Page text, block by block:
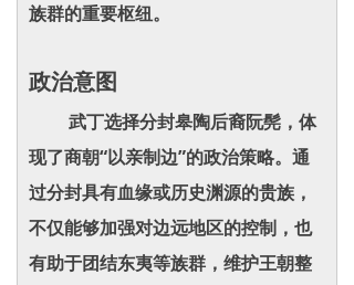
族群的重要枢纽。
政治意图
武丁选择分封皋陶后裔阮髡，体
现了商朝“以亲制边”的政治策略。通
过分封具有血缘或历史渊源的贵族，
不仅能够加强对边远地区的控制，也
有助于团结东夷等族群，维护王朝整